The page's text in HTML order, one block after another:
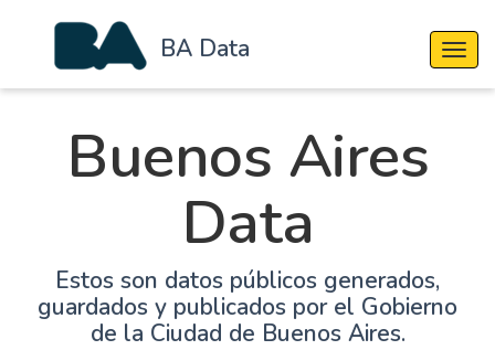
BA Data
Buenos Aires
Data
Estos son datos públicos generados,
guardados y publicados por el Gobierno
de la Ciudad de Buenos Aires.